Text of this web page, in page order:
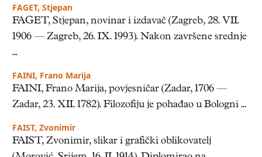
FAGET, Stjepan
FAGET, Stjepan, novinar i izdavač (Zagreb, 28. VII.
1906 — Zagreb, 26. IX. 1993). Nakon završene srednje
...
FAINI, Frano Marija
FAINI, Frano Marija, povjesničar (Zadar, 1706 —
Zadar, 23. XII. 1782). Filozofiju je pohađao u Bologni ...
FAIST, Zvonimir
FAIST, Zvonimir, slikar i grafički oblikovatelj